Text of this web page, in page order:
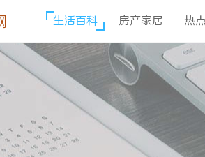
生活百科 房产家居 热